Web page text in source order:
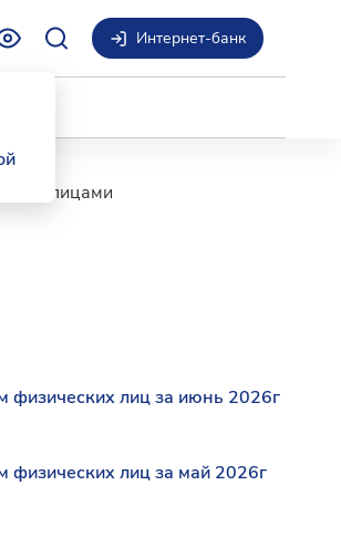
Интернет-банк
лицами
физических лиц за июнь 2026г
физических лиц за май 2026г